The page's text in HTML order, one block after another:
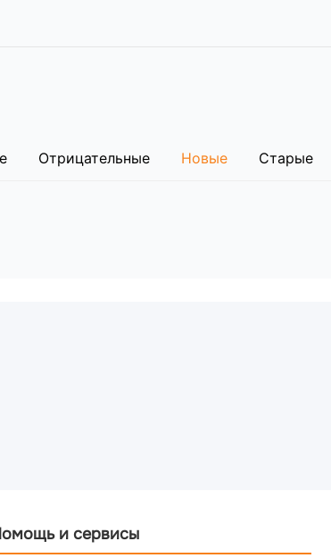
пластика, устанавливается на
Отрицательные Новые Старые
и сервисы